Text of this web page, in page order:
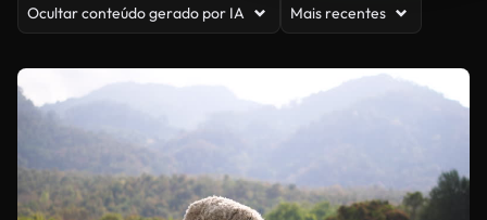
Ocultar conteúdo gerado por IA Mais recentes